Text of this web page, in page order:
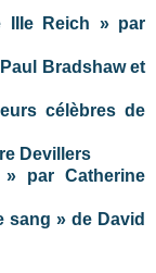
IIIe Reich » par
Bradshaw et
célèbres de
Devillers
par Catherine
sang » de David